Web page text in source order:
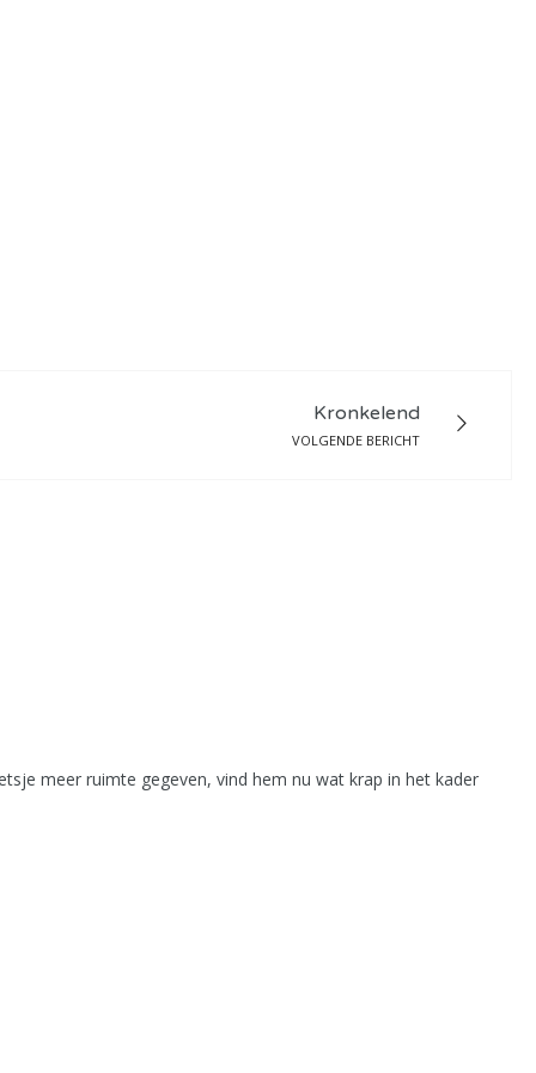
Kronkelend
VOLGENDE BERICHT
meer ruimte gegeven, vind hem nu wat krap in het kader